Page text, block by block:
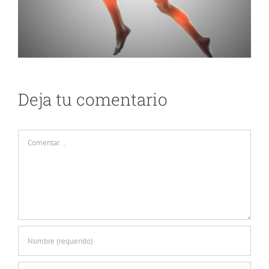
Deja tu comentario
Comentar